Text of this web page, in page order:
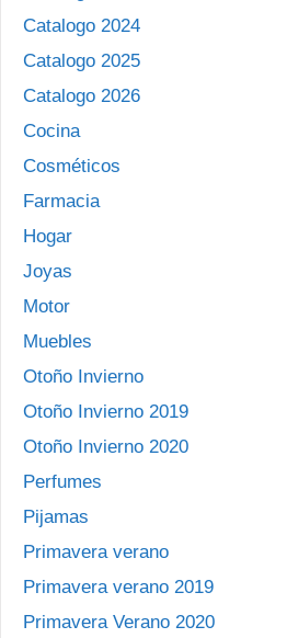
Catalogo 2024
Catalogo 2025
Catalogo 2026
Cocina
Cosméticos
Farmacia
Hogar
Joyas
Motor
Muebles
Otoño Invierno
Otoño Invierno 2019
Otoño Invierno 2020
Perfumes
Pijamas
Primavera verano
Primavera verano 2019
Primavera Verano 2020